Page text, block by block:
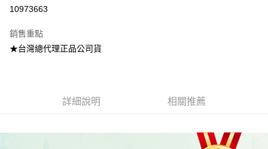
悠遊付
AFTEE先享後付
【關於「AFTEE先享後付」】
AFTEE先享後付是「在收到商品之後才付款」的支付方式。 讓您購物簡單
10973663
銷售重點
★台灣總代理正品公司貨
詳細說明 相關推薦